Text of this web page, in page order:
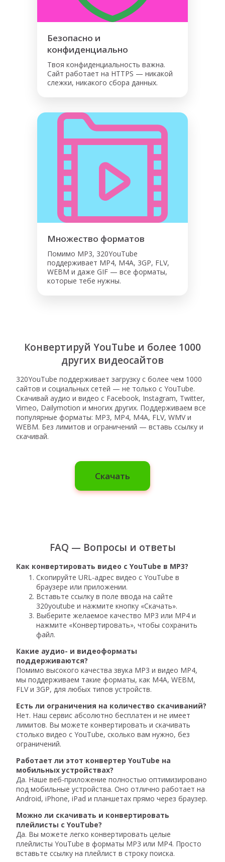
Безопасно и
конфиденциально
Твоя конфиденциальность важна.
Сайт работает на HTTPS — никакой
слежки, никакого сбора данных.
Множество форматов
Помимо MP3, 320YouTube
поддерживает MP4, M4A, 3GP, FLV,
WEBM и даже GIF — все форматы,
которые тебе нужны.
Конвертируй YouTube и более 1000
других видеосайтов
320YouTube поддерживает загрузку с более чем 1000
сайтов и социальных сетей — не только с YouTube.
Скачивай аудио и видео с Facebook, Instagram, Twitter,
Vimeo, Dailymotion и многих других. Поддерживаем все
популярные форматы: MP3, MP4, M4A, FLV, WMV и
WEBM. Без лимитов и ограничений — вставь ссылку и
скачивай.
Скачать
FAQ — Вопросы и ответы
Как конвертировать видео с YouTube в MP3?
Скопируйте URL-адрес видео с YouTube в
браузере или приложении.
Вставьте ссылку в поле ввода на сайте
320youtube и нажмите кнопку «Скачать».
Выберите желаемое качество MP3 или MP4 и
нажмите «Конвертировать», чтобы сохранить
файл.
Какие аудио- и видеоформаты
поддерживаются?
Помимо высокого качества звука MP3 и видео MP4,
мы поддерживаем такие форматы, как M4A, WEBM,
FLV и 3GP, для любых типов устройств.
Есть ли ограничения на количество скачиваний?
Нет. Наш сервис абсолютно бесплатен и не имеет
лимитов. Вы можете конвертировать и скачивать
столько видео с YouTube, сколько вам нужно, без
ограничений.
Работает ли этот конвертер YouTube на
мобильных устройствах?
Да. Наше веб-приложение полностью оптимизировано
под мобильные устройства. Оно отлично работает на
Android, iPhone, iPad и планшетах прямо через браузер.
Можно ли скачивать и конвертировать
плейлисты с YouTube?
Да. Вы можете легко конвертировать целые
плейлисты YouTube в форматы MP3 или MP4. Просто
вставьте ссылку на плейлист в строку поиска.